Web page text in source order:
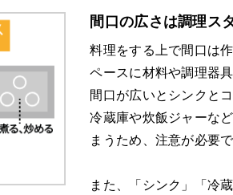
間口の広さは調理ス
料理をする上で間口は
ペースに材料や調理器
間口が広いとシンクと
冷蔵庫や炊飯ジャーな
まうため、注意が必要
また、「シンク」「冷